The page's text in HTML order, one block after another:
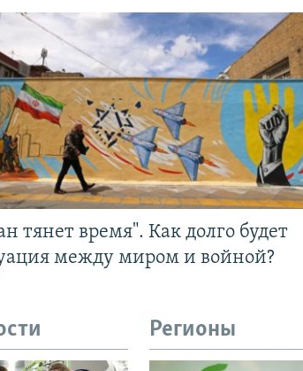
тянет время". Как долго будет
между миром и войной?
Регионы